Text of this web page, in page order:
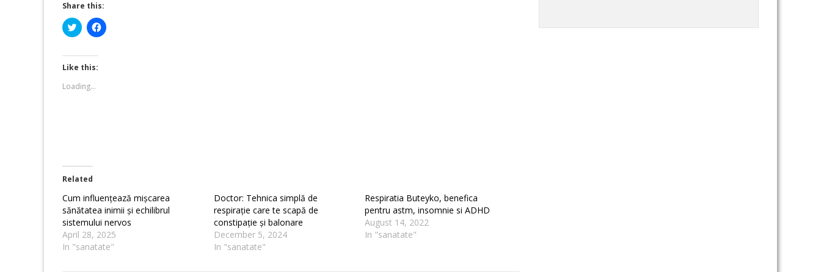
Share this:
Click
to
Twitter
(Opens
in
new
window)
Click
to
Like this:
Loading...
Related
Cum influențează mișcarea
sănătatea inimii și echilibrul
sistemului nervos
April 28, 2025
In "sanatate"
Doctor: Tehnica simplă de
respirație care te scapă de
constipație și balonare
December 5, 2024
In "sanatate"
Respiratia Buteyko, benefica
pentru astm, insomnie si ADHD
August 14, 2022
In "sanatate"